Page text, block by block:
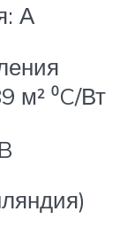
А
м² ⁰C/Вт